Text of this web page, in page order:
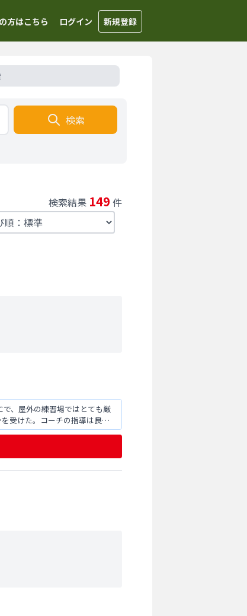
方はこちら ログイン 新規登録
検索
検索結果 149 件
、屋外の練習場ではとても厳
受けた。コーチの指導は良か